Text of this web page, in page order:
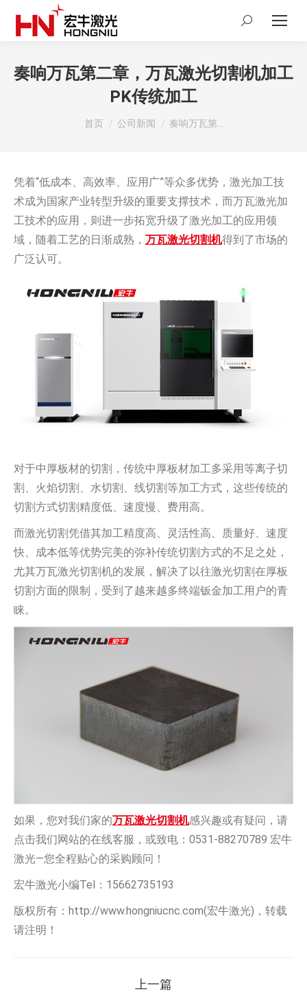
Search:
奏响万瓦第二章，万瓦激光切割机加工
PK传统加工
您在这里：
首页 公司新闻 奏响万瓦第…
凭着“低成本、高效率、应用广”等众多优势，激光加工技
术成为国家产业转型升级的重要支撑技术，而万瓦激光加
工技术的应用，则进一步拓宽升级了激光加工的应用领
域，随着工艺的日渐成熟， 万瓦激光切割机得到了市场的
广泛认可。
对于中厚板材的切割，传统中厚板材加工多采用等离子切
割、火焰切割、水切割、线切割等加工方式，这些传统的
切割方式切割精度低、速度慢、费用高。
而激光切割凭借其加工精度高、灵活性高、质量好、速度
快、成本低等优势完美的弥补传统切割方式的不足之处，
尤其万瓦激光切割机的发展，解决了以往激光切割在厚板
切割方面的限制，受到了越来越多终端钣金加工用户的青
睐。
如果，您对我们家的万瓦激光切割机感兴趣或有疑问，请
点击我们网站的在线客服，或致电：0531-88270789 宏牛
激光—您全程贴心的采购顾问！
宏牛激光小编Tel：15662735193
版权所有：http://www.hongniucnc.com(宏牛激光)，转载
请注明！
上一篇